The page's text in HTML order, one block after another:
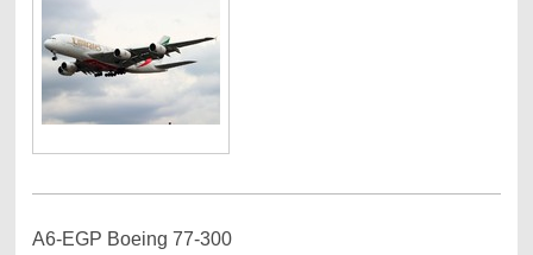
A6-EGP Boeing 77-300